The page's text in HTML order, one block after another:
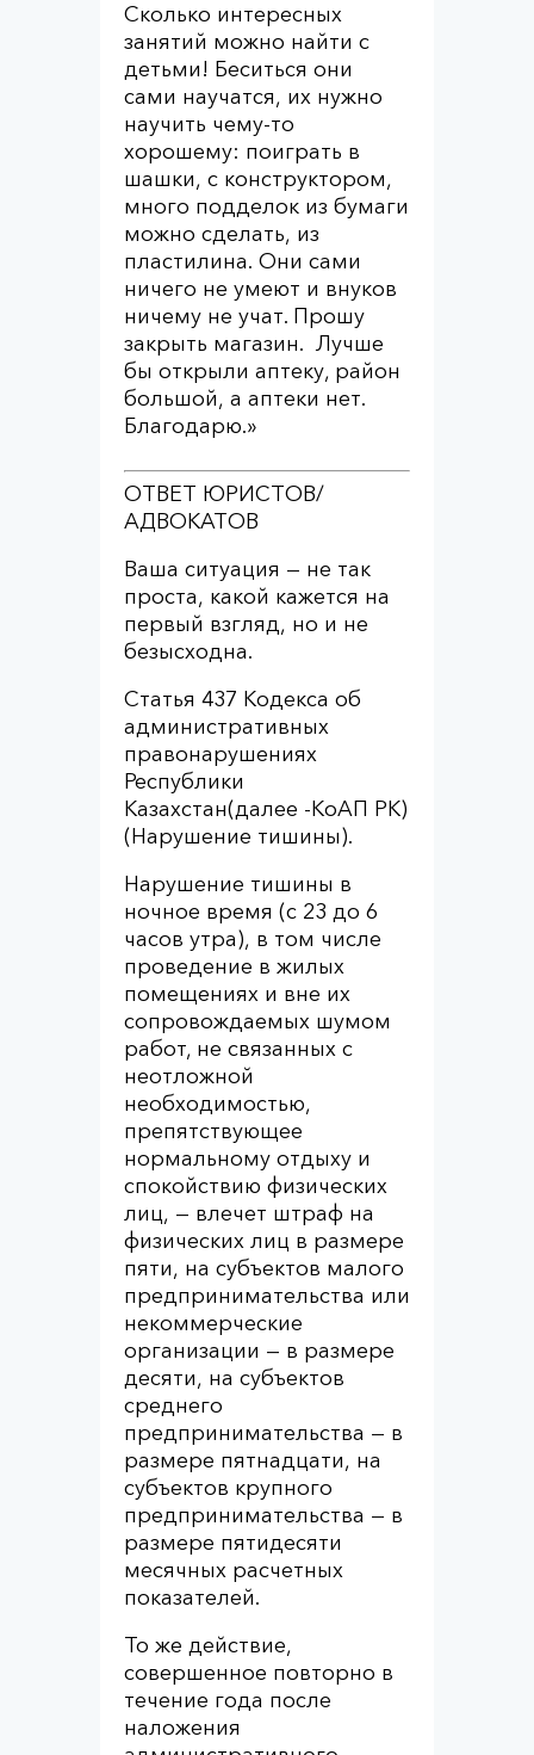
Сколько интересных
занятий можно найти с
детьми! Беситься они
сами научатся, их нужно
научить чему-то
хорошему: поиграть в
шашки, с конструктором,
много подделок из бумаги
можно сделать, из
пластилина. Они сами
ничего не умеют и внуков
ничему не учат. Прошу
закрыть магазин. Лучше
бы открыли аптеку, район
большой, а аптеки нет.
Благодарю.»
ОТВЕТ ЮРИСТОВ/
АДВОКАТОВ
Ваша ситуация — не так
проста, какой кажется на
первый взгляд, но и не
безысходна.
Статья 437 Кодекса об
административных
правонарушениях
Республики
Казахстан(далее -КоАП РК)
(Нарушение тишины).
Нарушение тишины в
ночное время (с 23 до 6
часов утра), в том числе
проведение в жилых
помещениях и вне их
сопровождаемых шумом
работ, не связанных с
неотложной
необходимостью,
препятствующее
нормальному отдыху и
спокойствию физических
лиц, — влечет штраф на
физических лиц в размере
пяти, на субъектов малого
предпринимательства или
некоммерческие
организации — в размере
десяти, на субъектов
среднего
предпринимательства — в
размере пятнадцати, на
субъектов крупного
предпринимательства — в
размере пятидесяти
месячных расчетных
показателей.
То же действие,
совершенное повторно в
течение года после
наложения